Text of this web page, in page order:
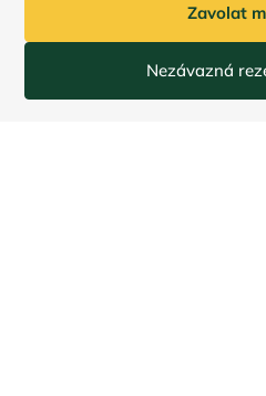
Zavolat
Nezávazná